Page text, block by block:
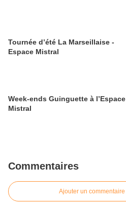
Tournée d’été La Marseillaise -
Espace Mistral
Week-ends Guinguette à l’Espace
Mistral
Commentaires
Ajouter un commentaire